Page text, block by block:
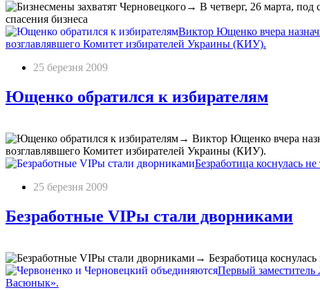
→ В четверг, 26 марта,
спасения бизнеса
Виктор Ющенко вчера
возглавлявшего Комитет избирателей Украины (КИУ).
25 березня 2009
Ющенко обратился к избирателям
→ Виктор Ющенко вчера
возглавлявшего Комитет избирателей Украины (КИУ).
Безработица коснулась
25 березня 2009
Безработные VIPы стали дворниками
→ Безработица
Первый заместитель
Васюнык».